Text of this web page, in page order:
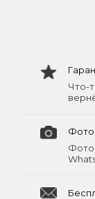
Что-
Фото